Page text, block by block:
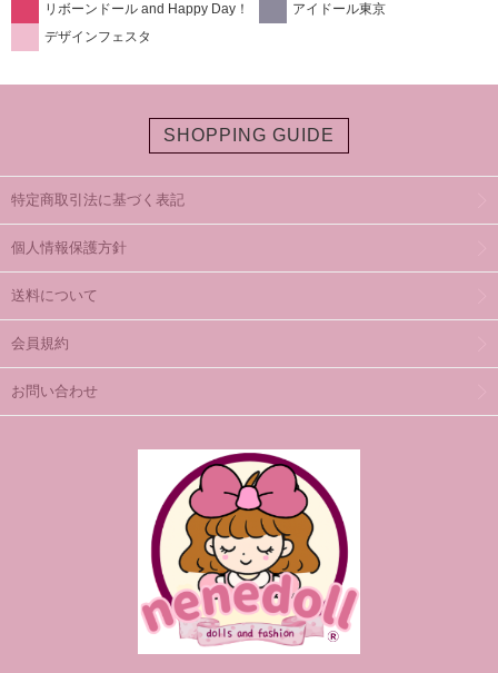
リボーンドール and Happy Day！
アイドール東京
デザインフェスタ
SHOPPING GUIDE
特定商取引法に基づく表記
個人情報保護方針
送料について
会員規約
お問い合わせ